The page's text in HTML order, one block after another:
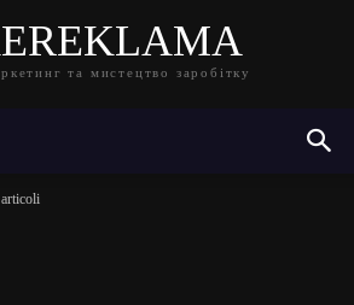
та мистецтво заробітку